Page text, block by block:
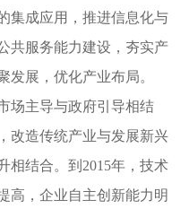
集成应用，推进信息化与
共服务能力建设，夯实产
发展，优化产业布局。
主导与政府引导相结
改造传统产业与发展新兴
相结合。到2015年，技术
高，企业自主创新能力明